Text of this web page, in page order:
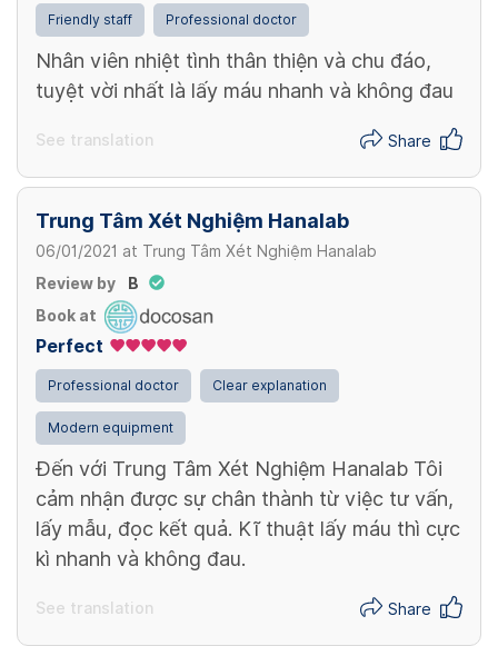
Friendly staff Professional doctor
Nhân viên nhiệt tình thân thiện và chu đáo,
tuyệt vời nhất là lấy máu nhanh và không đau
See translation Share
Trung Tâm Xét Nghiệm Hanalab
06/01/2021 at Trung Tâm Xét Nghiệm Hanalab
Review by
B
Book at
Perfect
Professional doctor Clear explanation
Modern equipment
Đến với Trung Tâm Xét Nghiệm Hanalab Tôi
cảm nhận được sự chân thành từ việc tư vấn,
lấy mẫu, đọc kết quả. Kĩ thuật lấy máu thì cực
kì nhanh và không đau.
See translation Share